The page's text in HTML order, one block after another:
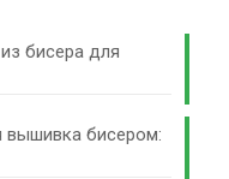
бисера для
вышивка бисером: